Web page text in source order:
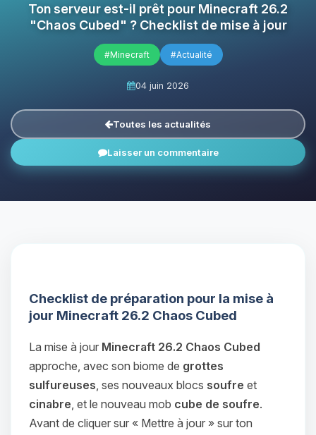
Ton serveur est-il prêt pour Minecraft 26.2
"Chaos Cubed" ? Checklist de mise à jour
#Minecraft #Actualité
04 juin 2026
Toutes les actualités
Laisser un commentaire
Checklist de préparation pour la mise à
jour Minecraft 26.2 Chaos Cubed
La mise à jour Minecraft 26.2 Chaos Cubed
approche, avec son biome de grottes
sulfureuses, ses nouveaux blocs soufre et
cinabre, et le nouveau mob cube de soufre.
Avant de cliquer sur « Mettre à jour » sur ton